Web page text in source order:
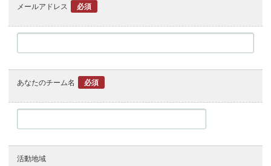
メールアドレス 必須
あなたのチーム名 必須
活動地域